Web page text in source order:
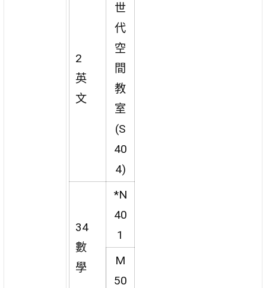
2
英
文
世
代
空
間
教
室
(S
40
4)
34
數
學
*N
40
1
M
50